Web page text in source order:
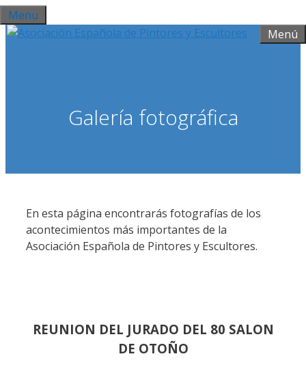
Saltar
al
Menu
Menú
Galería fotográfica
En esta página encontrarás fotografías de los
acontecimientos más importantes de la
Asociación Española de Pintores y Escultores.
REUNION DEL JURADO DEL 80 SALON
DE OTOÑO